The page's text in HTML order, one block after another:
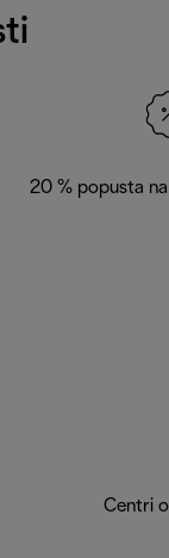
20 % popusta
Centri